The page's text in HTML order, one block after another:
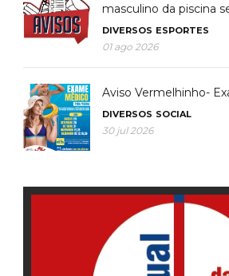
masculino da piscina
DIVERSOS ESPORTES
01 ago 2026
Aviso Vermelhinho-
DIVERSOS SOCIAL
30 jul 2026